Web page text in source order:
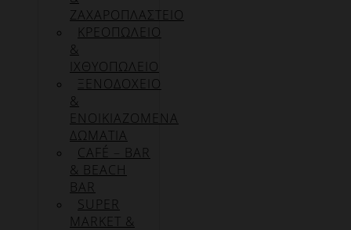
ΖΑΧΑΡΟΠΛΑΣΤΕΙΟ
ΚΡΕΟΠΩΛΕΙΟ
&
ΙΧΘΥΟΠΩΛΕΙΟ
ΞΕΝΟΔΟΧΕΙΟ
&
ΕΝΟΙΚΙΑΖΟΜΕΝΑ
ΔΩΜΑΤΙΑ
CAFÉ – BAR
& BEACH
BAR
SUPER
MARKET &